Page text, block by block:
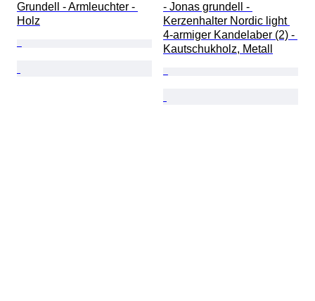
Grundell - Armleuchter -
Holz
- Jonas grundell -
Kerzenhalter Nordic light
4-armiger Kandelaber (2) -
Kautschukholz, Metall